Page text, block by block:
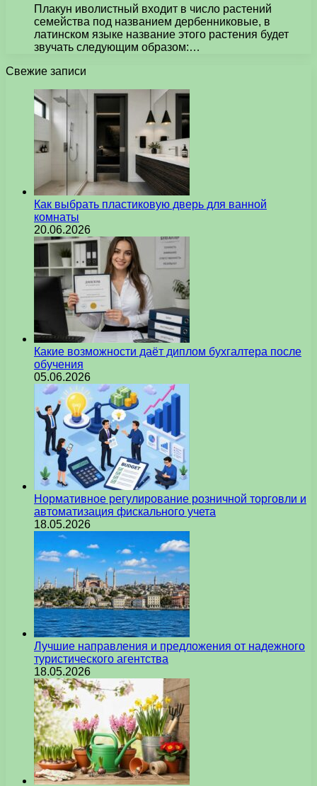
Плакун иволистный входит в число растений
семейства под названием дербенниковые, в
латинском языке название этого растения будет
звучать следующим образом:…
Свежие записи
Как выбрать пластиковую дверь для ванной
комнаты
20.06.2026
Какие возможности даёт диплом бухгалтера после
обучения
05.06.2026
Нормативное регулирование розничной торговли и
автоматизация фискального учета
18.05.2026
Лучшие направления и предложения от надежного
туристического агентства
18.05.2026